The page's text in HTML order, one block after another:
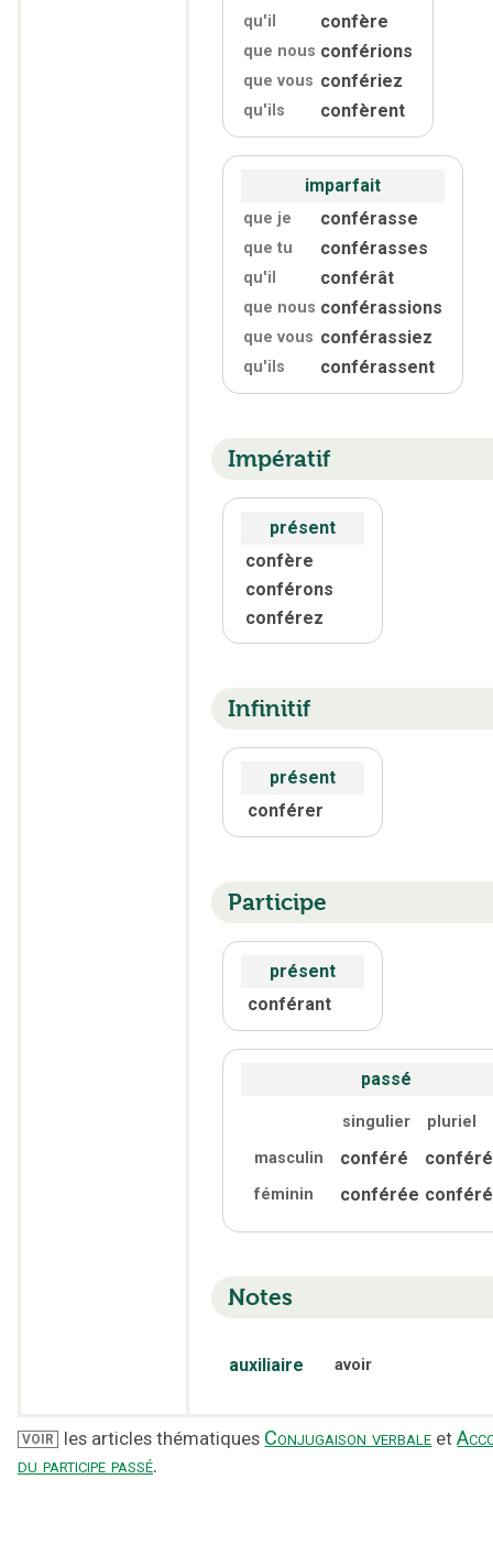
qu'il confère
que nous conférions
que vous confériez
qu'ils confèrent
imparfait
que je conférasse
que tu conférasses
qu'il conférât
que nous conférassions
que vous conférassiez
qu'ils conférassent
Impératif
présent
confère
conférons
conférez
Infinitif
présent
conférer
Participe
présent
conférant
passé
singulier
pluriel
masculin
conféré
féminin conférée
Notes
auxiliaire avoir
VOIR les articles thématiques Conjugaison verbale et
du participe passé.